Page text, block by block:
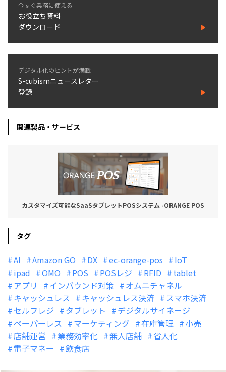
今すぐ業務に使える
お役立ち資料
ダウンロード
デジタル化のヒントが満載
S-cubismニュースレター
登録
関連製品・サービス
カスタマイズ可能なSaaSタブレットPOSシステム -ORANGE POS
タグ
AI Amazon GO DX ec-orange-pos
IoT
ipad
OMO POS POSレジ RFID
tablet
アプリ
インバウンド対策
オムニチャネル
キャッシュレス
キャッシュレス決済
スマホ決済
セルフレジ
タブレット
デジタルサイネージ
ペーパーレス
マーケティング 在庫管理
小売
店舗運営
業務効率化 無人店舗
省人化
電子マネー
飲食店